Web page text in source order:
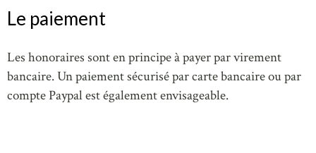
Le paiement
Les honoraires sont en principe à payer par virement
bancaire. Un paiement sécurisé par carte bancaire ou par
compte Paypal est également envisageable.